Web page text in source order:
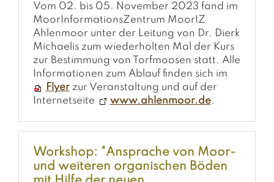
Vom 02. bis 05. November 2023 fand im
MoorInformationsZentrum MoorIZ
Ahlenmoor unter der Leitung von Dr. Dierk
Michaelis zum wiederholten Mal der Kurs
zur Bestimmung von Torfmoosen statt. Alle
Informationen zum Ablauf finden sich im
Flyerzur Veranstaltung und auf der
Internetseite
www.ahlenmoor.de.
Workshop: "Ansprache von Moor-
und weiteren organischen Böden